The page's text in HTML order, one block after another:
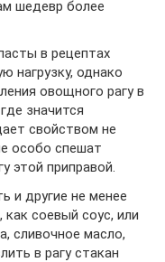
шедевр более
в рецептах
нагрузку, однако
овощного рагу в
значится
свойством не
особо спешат
этой приправой.
и другие не менее
соевый соус, или
сливочное масло,
в рагу стакан